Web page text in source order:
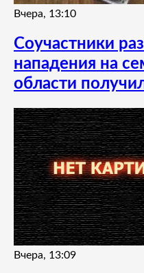
Вчера, 13:10
Соучастники
нападения на
области
Вчера, 13:09